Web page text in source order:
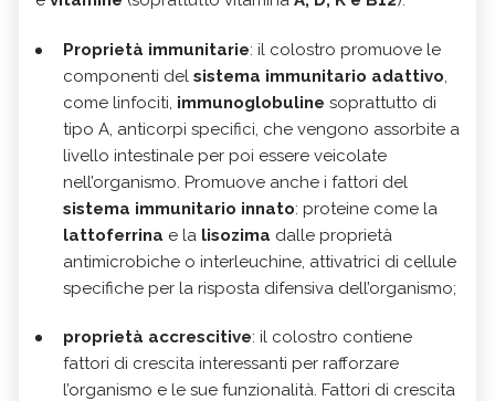
Proprietà immunitarie: il colostro promuove le
componenti del sistema immunitario adattivo,
come linfociti, immunoglobuline soprattutto di
tipo A, anticorpi specifici, che vengono assorbite a
livello intestinale per poi essere veicolate
nell’organismo. Promuove anche i fattori del
sistema immunitario innato: proteine come la
lattoferrina e la lisozima dalle proprietà
antimicrobiche o interleuchine, attivatrici di cellule
specifiche per la risposta difensiva dell’organismo;
proprietà accrescitive: il colostro contiene
fattori di crescita interessanti per rafforzare
l’organismo e le sue funzionalità. Fattori di crescita